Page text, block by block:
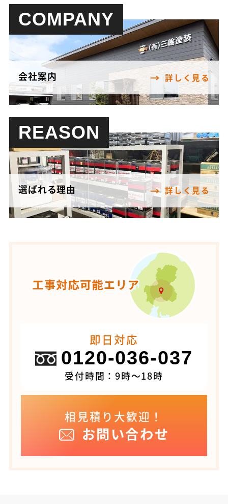
COMPANY
会社案内 詳しく見る
REASON
選ばれる理由 詳しく見る
即日対応
0120-036-037
受付時間：9時～18時
相見積り大歓迎！
お問い合わせ